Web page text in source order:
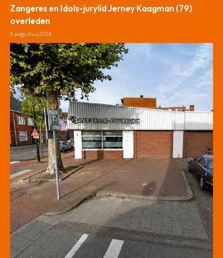
Zangeres en Idols-jurylid Jerney Kaagman (79)
overleden
6 augustus 2026